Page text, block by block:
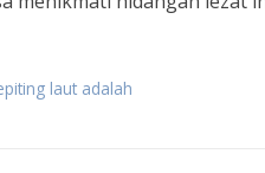
laut adalah